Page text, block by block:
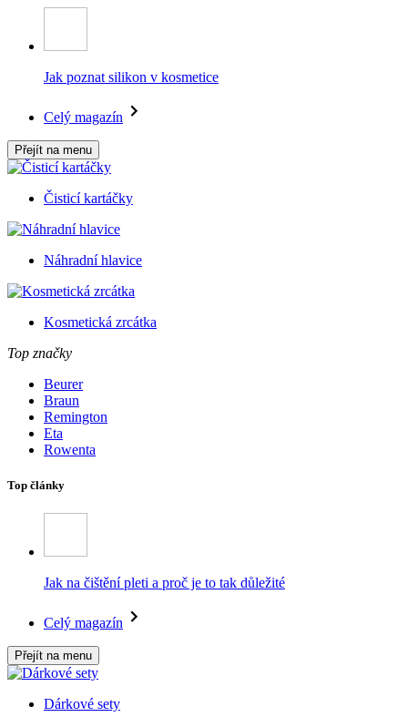
Jak poznat silikon v kosmetice
Celý magazín
Přejít na menu
Čisticí kartáčky
Náhradní hlavice
Kosmetická zrcátka
Top značky
Beurer
Braun
Remington
Eta
Rowenta
Top články
Jak na čištění pleti a proč je to tak důležité
Celý magazín
Přejít na menu
Dárkové sety